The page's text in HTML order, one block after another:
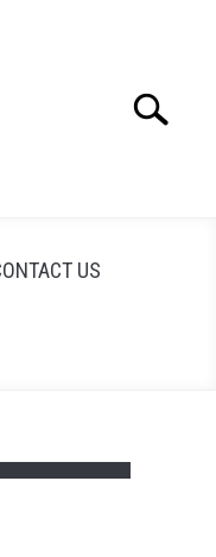
Search
US